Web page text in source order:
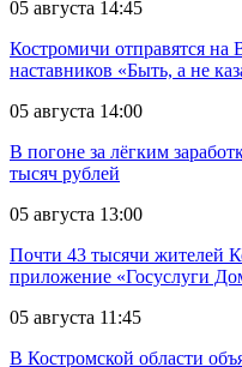
05 августа 14:45
Костромичи отправятся на
наставников «Быть, а не
05 августа 14:00
В погоне за лёгким
тысяч рублей
05 августа 13:00
Почти 43 тысячи жителей
приложение «Госуслуги
05 августа 11:45
В Костромской области